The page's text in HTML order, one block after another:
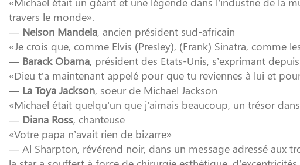
travers le monde».
— Nelson Mandela , ancien président sud-africain
«Je crois que, comme Elvis (Presley), (Frank) Sinatra, comme
— Barack Obama , président des Etats-Unis, s’exprimant
«Dieu t’a maintenant appelé pour que tu reviennes à lui et
— La Toya Jackson , soeur de Michael Jackson
«Michael était quelqu’un que j’aimais beaucoup, un trésor
— Diana Ross , chanteuse
«Votre papa n’avait rien de bizarre»
— Al Sharpton, révérend noir, dans un message adressé aux